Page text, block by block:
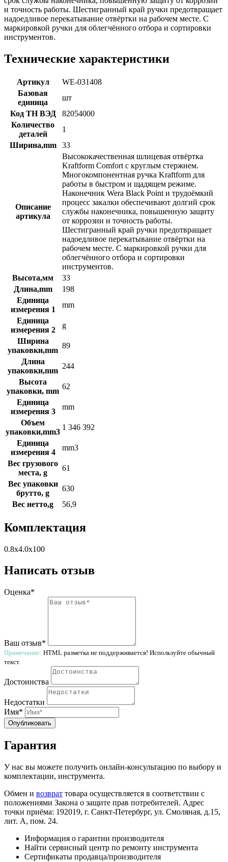
и точность работы. Шестигранный край ручки предотвращает
надоедливое перекатывание отвёртки на рабочем месте. С
маркировкой ручки для облегчённого отбора и сортировки
инструментов.
Технические характеристики
Артикул
WE-031408
Базовая
единица
шт
Код ТН ВЭД
82054000
Количество
деталей
1
Ширина,mm
33
Описание
артикула
Высококачественная шлицевая отвёртка
Kraftform Comfort с круглым стержнем.
Многокомпонентная ручка Kraftform для
работы в быстром и щадящем режиме.
Наконечник Wera Black Point и трудоёмкий
процесс закалки обеспечивают долгий срок
службы наконечника, повышенную защиту
от коррозии и точность работы.
Шестигранный край ручки предотвращает
надоедливое перекатывание отвёртки на
рабочем месте. С маркировкой ручки для
облегчённого отбора и сортировки
инструментов.
Высота,мм
33
Длина,mm
198
Единица
измерения 1
mm
Единица
измерения 2
g
Ширина
упаковки,mm
89
Длина
упаковки,mm
244
Высота
упаковки, mm
62
Единица
измерения 3
mm
Объем
упаковки,mm3
1 346 392
Единица
измерения 4
mm3
Вес грузового
места, g
61
Вес упаковки
брутто, g
630
Вес нетто,g
56,9
Комплектация
0.8x4.0x100
Написать отзыв
Оценка*
Ваш отзыв*
Примечание: HTML разметка не поддерживается! Используйте обычный
текст.
Достоинства
Недостатки
Имя*
Опубликовать
Гарантия
У нас вы можете получить онлайн-консультацию по выбору и
комплектации, инструмента.
Обмен и возврат товара осуществляется в соответствии с
положениями Закона о защите прав потребителей. Адрес
точки приёма: 192019, г. Санкт-Петербург, ул. Смоляная, д.15,
лит. А, пом. 24.
Информация о гарантии производителя
Найти сервисный центр по ремонту инструмента
Сертификаты продавца/производителя